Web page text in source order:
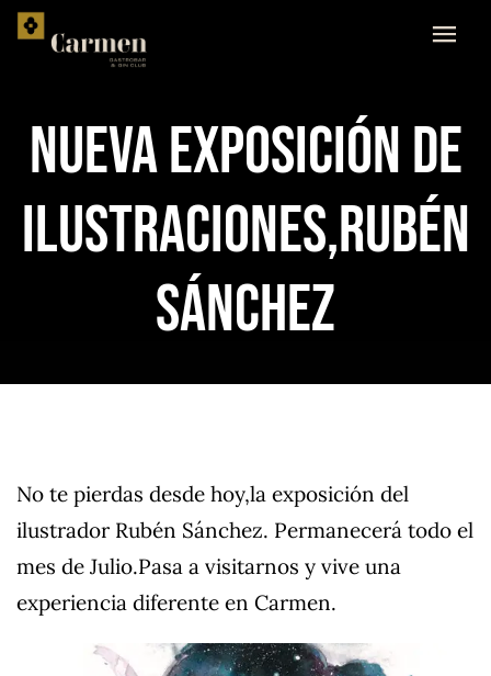
Skip
NUEVA EXPOSICIÓN DE
ILUSTRACIONES,RUBÉN
SÁNCHEZ
No te pierdas desde hoy,la exposición del
ilustrador Rubén Sánchez. Permanecerá todo el
mes de Julio.Pasa a visitarnos y vive una
experiencia diferente en Carmen.